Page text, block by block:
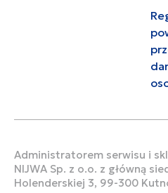
Administratorem serwisu i
NIJWA Sp. z o.o. z główną
Holenderskiej 3, 99-300